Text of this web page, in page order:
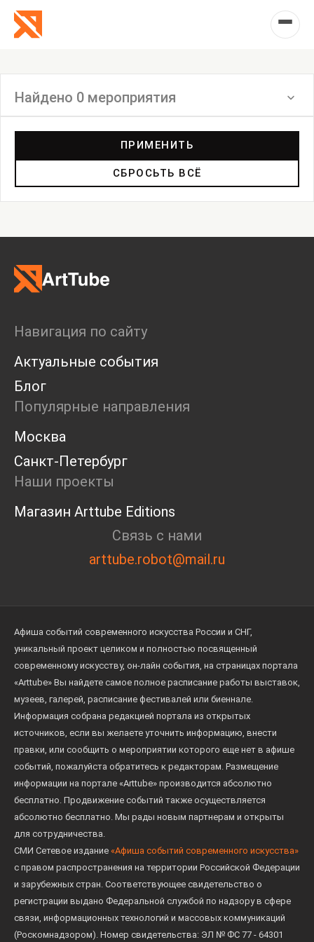
Найдено 0 мероприятия
Дискуссия
Пост-релиз
Пресс-конференция
Ярмарка
Open call
Экскурсия
Дискуссия
Cosmoscow 2024
Blazar 2024
Встречи
Круглый стол
ПРИМЕНИТЬ
СБРОСЬТЬ ВСЁ
Навигация по сайту
Актуальные события
Блог
Популярные направления
Москва
Санкт-Петербург
Наши проекты
Магазин Arttube Editions
Связь с нами
arttube.robot@mail.ru
Афиша событий современного искусства России и СНГ,
уникальный проект целиком и полностью посвященный
современному искусству, он-лайн события, на страницах портала
«Arttube» Вы найдете самое полное расписание работы выставок,
музеев, галерей, расписание фестивалей или биеннале.
Информация собрана редакцией портала из открытых
источников, если вы желаете уточнить информацию, внести
правки, или сообщить о мероприятии которого еще нет в афише
событий, пожалуйста обратитесь к редакторам. Размещение
информации на портале «Arttube» производится абсолютно
бесплатно. Продвижение событий также осуществляется
абсолютно бесплатно. Мы рады новым партнерам и открыты
для сотрудничества.
СМИ Сетевое издание «Афиша событий современного искусства»
с правом распространения на территории Российской Федерации
и зарубежных стран. Соответствующее свидетельство о
регистрации выдано Федеральной службой по надзору в сфере
связи, информационных технологий и массовых коммуникаций
(Роскомнадзором). Номер свидетельства: ЭЛ № ФС 77 - 64301